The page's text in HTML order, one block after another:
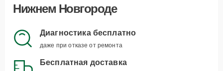
Нижнем Новгороде
Диагностика бесплатно
даже при отказе от ремонта
Бесплатная доставка